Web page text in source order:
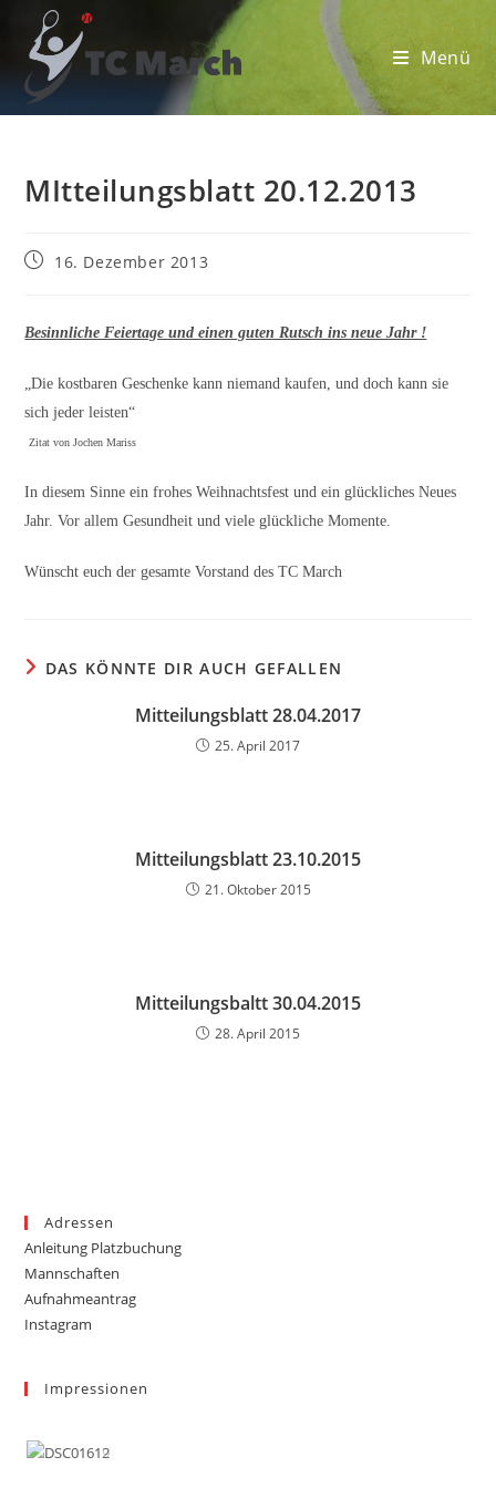
Inhalt
springen
Menü
MItteilungsblatt 20.12.2013
Beitrag16. Dezember 2013
Besinnliche Feiertage und einen guten Rutsch ins neue Jahr !
„Die kostbaren Geschenke kann niemand kaufen, und doch kann sie
sich jeder leisten“
Zitat von Jochen Mariss
In diesem Sinne ein frohes Weihnachtsfest und ein glückliches Neues
Jahr. Vor allem Gesundheit und viele glückliche Momente.
Wünscht euch der gesamte Vorstand des TC March
DAS KÖNNTE DIR AUCH GEFALLEN
Mitteilungsblatt 28.04.2017
25. April 2017
Mitteilungsblatt 23.10.2015
21. Oktober 2015
Mitteilungsbaltt 30.04.2015
28. April 2015
Adressen
Anleitung Platzbuchung
Mannschaften
Aufnahmeantrag
Instagram
Impressionen